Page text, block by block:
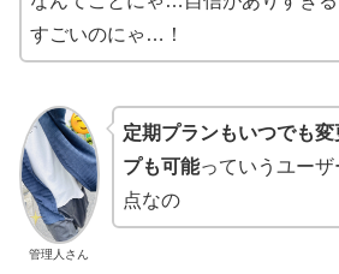
すごいのにゃ…！
管理人さん
定期プランもいつでも変
プも可能っていうユー
点なの